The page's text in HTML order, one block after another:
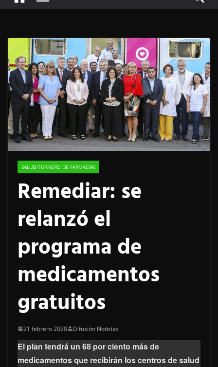
SALUD/TURNERO DE FARMACIAS
Remediar: se
relanzó el
programa de
medicamentos
gratuitos
21 febrero 2020 Difusión Noticias
El plan tendrá un 68 por ciento más de
medicamentos que recibirán los centros de salud